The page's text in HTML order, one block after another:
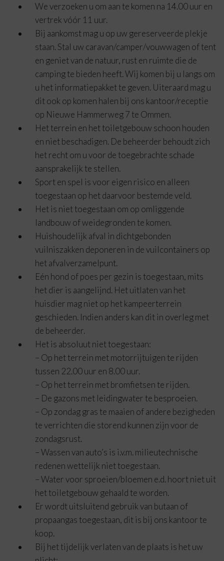
We verzoeken u om aan te komen na 14.00 uur en
vertrek vóór 11 uur.
Bij aankomst mag u op uw gereserveerde plekje
staan. Stal uw caravan/camper/vouwwagen of tent
en geniet van de natuur, rust en ruimte die de
camping te bieden heeft. Wij komen bij u langs om
u het informatiepakket te geven. Uiteraard mag u
dit ook op komen halen bij ons kantoor/receptie
op Nieuwe Hammerweg 7 te Ommen.
Het terrein en het toiletgebouw schoon houden
en niet beschadigen. De beheerder behoudt zich
het recht om u voor de toegebrachte schade
aansprakelijk te stellen.
Sport en spel is voor eigen risico en alleen
toegestaan op het daarvoor bestemde veld.
Het is niet toegestaan om op omliggende
landbouw of weidegronden te komen.
Huishoudelijk afval in dichtgebonden
vuilniszakken deponeren in de vuilcontainers op
het afvalverzamelpunt.
Eén hond of poes per gezin is toegestaan, mits
het dier is aangelijnd. Het uitlaten van het
huisdier mag niet op het kampeerterrein
geschieden. Indien anders kan dit in overleg met
de beheerder.
Het is absoluut niet toegestaan:
– Op het terrein met motorrijtuigen te rijden
tussen 22.00 uur en 8.00 uur.
– Op het terrein met bromfietsen te rijden.
– De gazons met leidingwater te besproeien.
– Op zondag gras te maaien of andere bezigheden
te verrichten die storend kunnen zijn voor de
zondagsrust.
– Wassen van auto’s is i.v.m. milieutechnische
redenen wettelijk niet toegestaan.
– Water voor sproeien/bloemen e.d. hoort niet uit
het toiletgebouw gehaald te worden.
Er wordt uitsluitend gebruik van butaan of
propaangas toegestaan, dit is bij ons kantoor te
koop.
Bij het tijdelijk verlaten van de plaats is het uw